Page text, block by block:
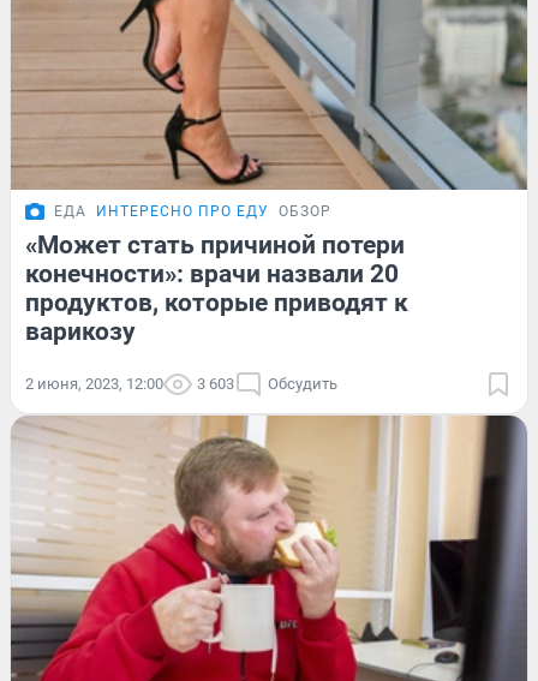
ЕДА ИНТЕРЕСНО ПРО ЕДУ ОБЗОР
«Может стать причиной потери
конечности»: врачи назвали 20
продуктов, которые приводят к
варикозу
2 июня, 2023, 12:00 3 603 Обсудить